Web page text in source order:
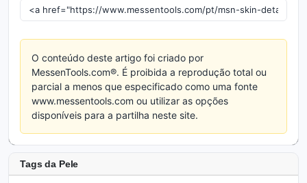
O conteúdo deste artigo foi criado por
MessenTools.com®. É proibida a reprodução total ou
parcial a menos que especificado como uma fonte
www.messentools.com ou utilizar as opções
disponíveis para a partilha neste site.
Tags da Pele